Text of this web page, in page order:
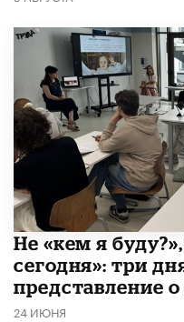
Не «кем я
сегодня»: три
представление
24 ИЮНЯ